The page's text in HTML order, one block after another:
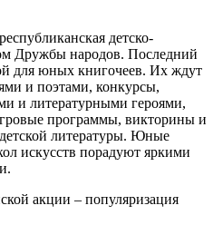
детско-
Дружбы народов. Последний
для юных книгочеев. Их ждут
и поэтами, конкурсы,
и литературными героями,
программы, викторины и
литературы. Юные
искусств порадуют яркими
акции – популяризация